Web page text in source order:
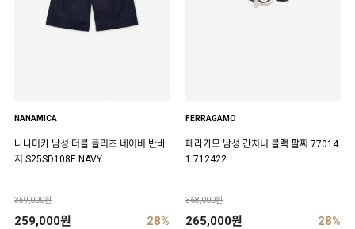
NANAMICA
나나미카 남성 더블 플리츠 네이비 반바
지 S25SD108E NAVY
359,000원
259,000원 28%
FERRAGAMO
페라가모 남성 간치니 블랙 팔찌 77014
1 712422
368,000원
265,000원 28%